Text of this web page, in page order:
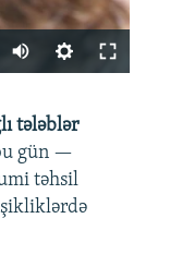
360p
480p
720p
tələblər
gün —
təhsil